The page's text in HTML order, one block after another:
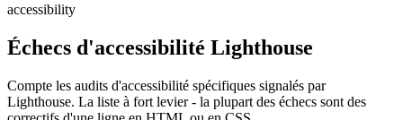
accessibility
Échecs d'accessibilité Lighthouse
Compte les audits d'accessibilité spécifiques signalés par
Lighthouse. La liste à fort levier - la plupart des échecs sont des